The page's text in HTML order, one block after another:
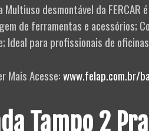
Multiuso desmontável da
de ferramentas e acessórios;
Ideal para profissionais de
Mais Acesse:www.felap.com.br/
Tampo 2